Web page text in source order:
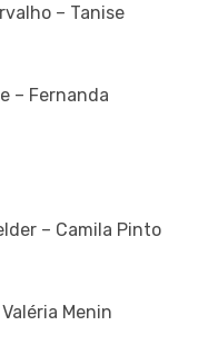
– Tanise
– Fernanda
– Camila Pinto
Menin